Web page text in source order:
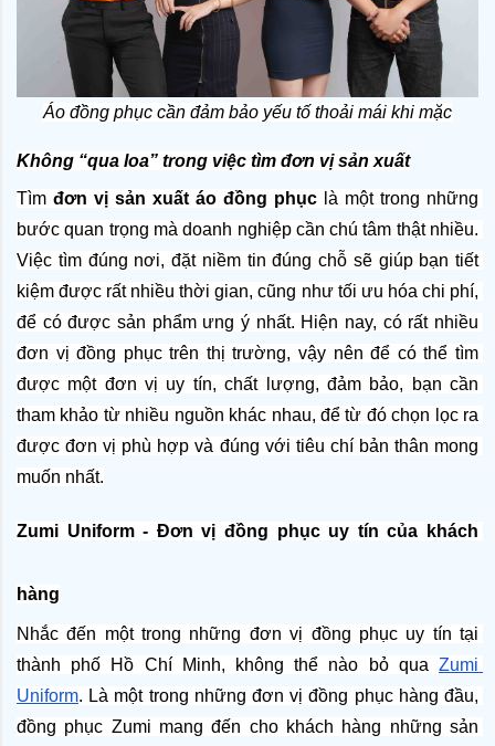
Áo đồng phục cần đảm bảo yếu tố thoải mái khi mặc
Không “qua loa” trong việc tìm đơn vị sản xuất
Tìm đơn vị sản xuất áo đồng phục là một trong những
bước quan trọng mà doanh nghiệp cần chú tâm thật nhiều.
Việc tìm đúng nơi, đặt niềm tin đúng chỗ sẽ giúp bạn tiết
kiệm được rất nhiều thời gian, cũng như tối ưu hóa chi phí,
để có được sản phẩm ưng ý nhất. Hiện nay, có rất nhiều
đơn vị đồng phục trên thị trường, vậy nên để có thể tìm
được một đơn vị uy tín, chất lượng, đảm bảo, bạn cần
tham khảo từ nhiều nguồn khác nhau, để từ đó chọn lọc ra
được đơn vị phù hợp và đúng với tiêu chí bản thân mong
muốn nhất.
Zumi Uniform - Đơn vị đồng phục uy tín của khách
hàng
Nhắc đến một trong những đơn vị đồng phục uy tín tại
thành phố Hồ Chí Minh, không thể nào bỏ qua Zumi
Uniform. Là một trong những đơn vị đồng phục hàng đầu,
đồng phục Zumi mang đến cho khách hàng những sản